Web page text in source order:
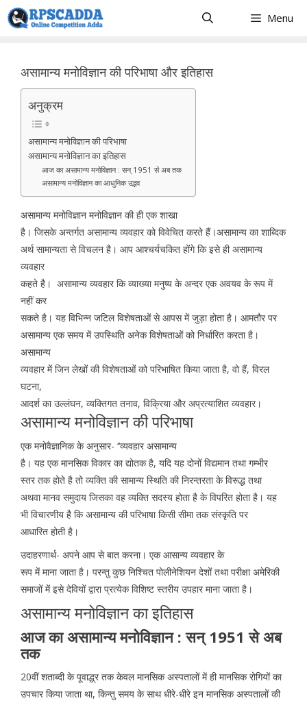
Skip
to
Menu
असामान्य मनोविज्ञान की परिभाषा और इतिहास
अनुक्रम
असामान्य मनोविज्ञान की परिभाषा
असामान्य मनोविज्ञान का इतिहास
आज का असामान्य मनोविज्ञान : सन् 1951 से अब तक
असामान्य मनोविज्ञान का आधुनिक उद्भव
असामान्य मनोविज्ञान मनोविज्ञान की ही एक शाखा
है। जिसके अन्तर्गत असामान्य व्यवहार को विवेचित करते हैं।असामान्य का शाब्दिक
अर्थ सामान्यता से विचलन है। आप आश्चर्यचकित होंगे कि इसे ही असामान्य
व्यवहार
कहते है। असामान्य व्यवहार कि व्याख्या मनुष्य के अन्दर एक अवयव के रूप में
नहीं कर
सकते है। यह विभिन्न जटिल विशेषताओं से आपस में जुड़ा होता है। आमतौर पर
असामान्य एक समय में उपस्थिति अनेक विशेषताओं को निर्धारित करता है।
असामान्य
व्यवहार में जिन लेखों की विशेषताओं को परिभाषित किया जाता है, वो हैं, विरल
घटना,
आदर्श का उल्लंघन, व्यक्तिगत तनाव, विक्रिया और अप्रत्याशित व्यवहार।
असामान्य मनोविज्ञान की परिभाषा
एक मनोवैज्ञानिक के अनुसार- ‘‘व्यवहार असामान्य
है। यह एक मानसिक विकार का द्योतक है, यदि यह दोनों विद्यमान तथा गम्भीर
स्तर तक होते है तो व्यक्ति की सामान्य स्थिति की निरन्तरता के विरूद्ध तथा
अथवा मानव समुदाय जिसका वह व्यक्ति सदस्य होता है के विपरित होता है। यह
भी विचारणीय है कि असामान्य की परिभाषा किसी सीमा तक संस्कृति पर
आधारित होती है।
उदाहरणार्थ- अपने आप से बात करना। एक आसान्य व्यवहार के
रूप में माना जाता है। परन्तु कुछ निश्चित पोलीनेशियन देशों तथा परीक्षा अमेरिकी
समाजों में इसे देवियों द्वारा प्रत्येक विशिष्ट स्तरीय उपहार माना जाता है।
असामान्य मनोविज्ञान का इतिहास
आज का असामान्य मनोविज्ञान : सन् 1951 से अब
तक
20वीं शताब्दी के पूवाद्ध्र तक केवल मानसिक अस्पतालों में ही मानसिक रोगियों का
उपचार किया जाता था, किन्तु समय के साथ धीरे-धीरे इन मानसिक अस्पतालों की